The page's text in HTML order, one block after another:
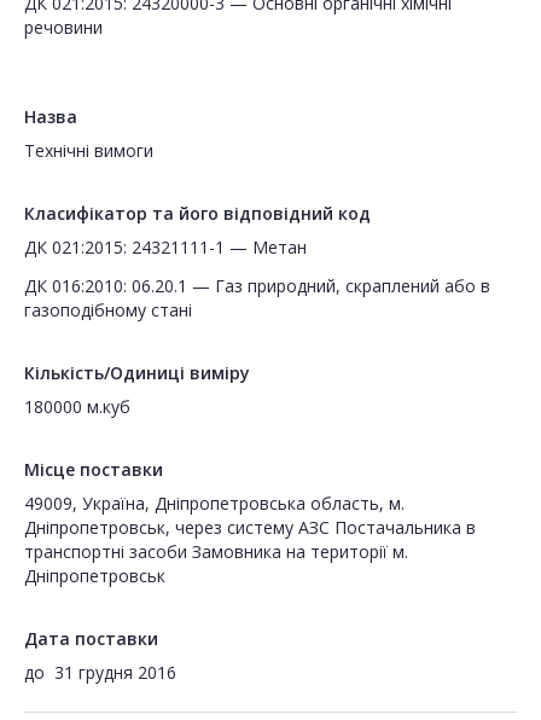
речовини
Назва
Технічні вимоги
Класифікатор та його відповідний код
ДК 021:2015: 24321111-1 — Метан
ДК 016:2010: 06.20.1 — Газ природний, скраплений або в
газоподібному стані
Кількість/Одиниці виміру
180000 м.куб
Місце поставки
49009, Україна, Дніпропетровська область, м.
Дніпропетровськ, через систему АЗС Постачальника в
транспортні засоби Замовника на території м.
Дніпропетровськ
Дата поставки
до 31 грудня 2016